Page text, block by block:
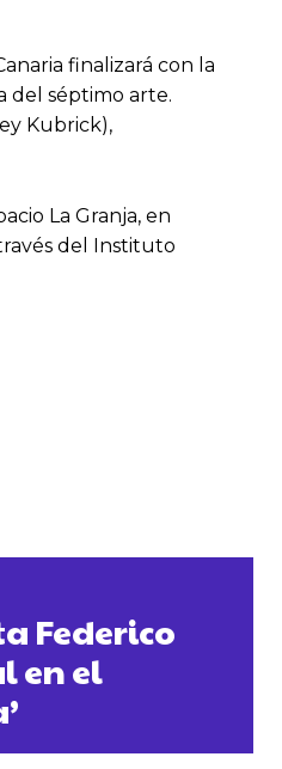
finalizará con la
del séptimo arte.
Kubrick),
La Granja, en
del Instituto
Federico
en el